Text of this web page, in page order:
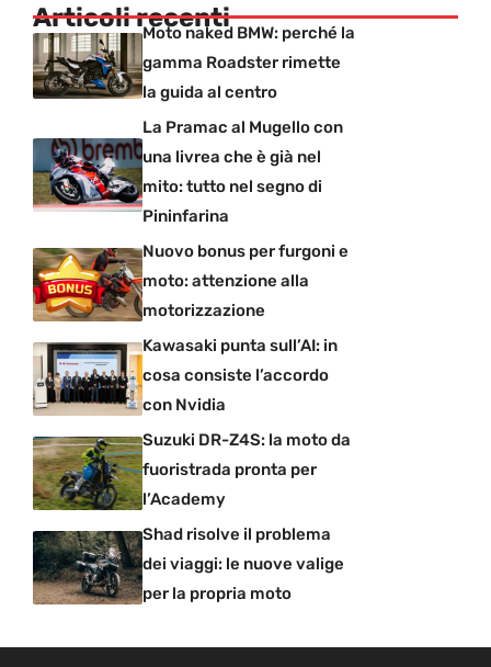
Articoli recentiMoto naked BMW: perché la
gamma Roadster rimette
la guida al centro
La Pramac al Mugello con
una livrea che è già nel
mito: tutto nel segno di
Pininfarina
Nuovo bonus per furgoni e
moto: attenzione alla
motorizzazione
Kawasaki punta sull’AI: in
cosa consiste l’accordo
con Nvidia
Suzuki DR-Z4S: la moto da
fuoristrada pronta per
l’Academy
Shad risolve il problema
dei viaggi: le nuove valige
per la propria moto